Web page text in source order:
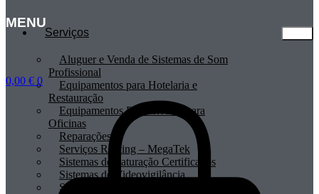
MENU
Serviços
Aluguer e Venda de Sistemas de Som
Profissional
Equipamentos para Hotelaria e
Restauração
Equipamentos Profissionais para
Oficinas
Reparações
Serviços Renting – MegaTek
Sistemas de Faturação Certificados
Sistemas de Videovigilância
Sistemas POS
0,00 € 0